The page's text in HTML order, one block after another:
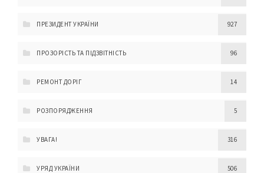
ПРЕЗИДЕНТ УКРАЇНИ 927
ПРОЗОРІСТЬ ТА ПІДЗВІТНІСТЬ 96
РЕМОНТ ДОРІГ 14
РОЗПОРЯДЖЕННЯ 5
УВАГА! 316
УРЯД УКРАЇНИ 506